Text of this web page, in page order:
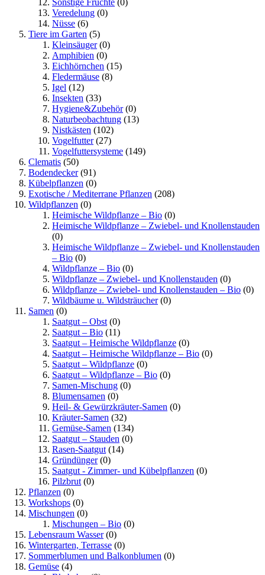
Veredelung (0)
Nüsse (6)
Tiere im Garten (5)
Kleinsäuger(0)
Amphibien (0)
Eichhörnchen (15)
Fledermäuse (8)
Igel (12)
Insekten (33)
Hygiene&Zubehör(0)
Naturbeobachtung (13)
Nistkästen (102)
Vogelfutter(27)
Vogelfuttersysteme (149)
Clematis (50)
Bodendecker(91)
Kübelpflanzen (0)
Exotische / Mediterrane Pflanzen (208)
Wildpflanzen (0)
Heimische Wildpflanze – Bio (0)
Heimische Wildpflanze – Zwiebel- und Knollenstauden
(0)
Heimische Wildpflanze – Zwiebel- und Knollenstauden
– Bio (0)
Wildpflanze – Bio (0)
Wildpflanze – Zwiebel- und Knollenstauden (0)
Wildpflanze – Zwiebel- und Knollenstauden – Bio (0)
Wildbäume u. Wildsträucher(0)
Samen (0)
Saatgut – Obst (0)
Saatgut – Bio (11)
Saatgut – Heimische Wildpflanze (0)
Saatgut – Heimische Wildpflanze – Bio (0)
Saatgut – Wildpflanze (0)
Saatgut – Wildpflanze – Bio (0)
Samen-Mischung (0)
Blumensamen (0)
Heil- & Gewürzkräuter-Samen (0)
Kräuter-Samen (32)
Gemüse-Samen (134)
Saatgut – Stauden (0)
Rasen-Saatgut (14)
Gründünger(0)
Saatgut - Zimmer- und Kübelpflanzen (0)
Pilzbrut (0)
Pflanzen (0)
Workshops (0)
Mischungen (0)
Mischungen – Bio (0)
Lebensraum Wasser(0)
Wintergarten, Terrasse (0)
Sommerblumen und Balkonblumen (0)
Gemüse (4)